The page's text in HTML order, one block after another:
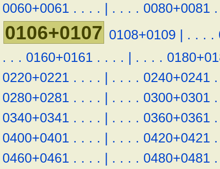
0060+0061 . . . . | . . . . 0080+0081 .
0106+0107 0108+0109 | . . . .
. . . 0160+0161 . . . . | . . . .
0220+0221 . . . . | . . . . 0240+0241 .
0280+0281 . . . . | . . . . 0300+0301 .
0340+0341 . . . . | . . . . 0360+0361 .
0400+0401 . . . . | . . . . 0420+0421 .
0460+0461 . . . . | . . . . 0480+0481 .